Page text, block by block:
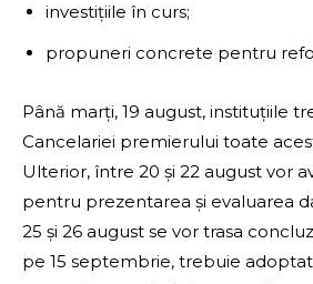
investițiile în curs;
propuneri concrete pentru
Până marți, 19 august, instituțiile
Cancelariei premierului toate
Ulterior, între 20 și 22 august vor
pentru prezentarea și evaluarea
25 și 26 august se vor trasa
pe 15 septembrie, trebuie